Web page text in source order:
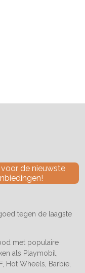
de nieuwste
tegen de laagste
met populaire
als Playmobil,
Hot Wheels, Barbie,